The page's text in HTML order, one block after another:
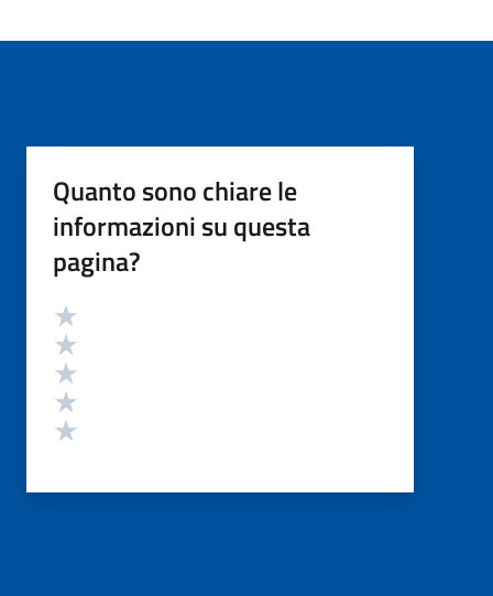
Quanto sono chiare le
informazioni su questa
pagina?
Valutazione